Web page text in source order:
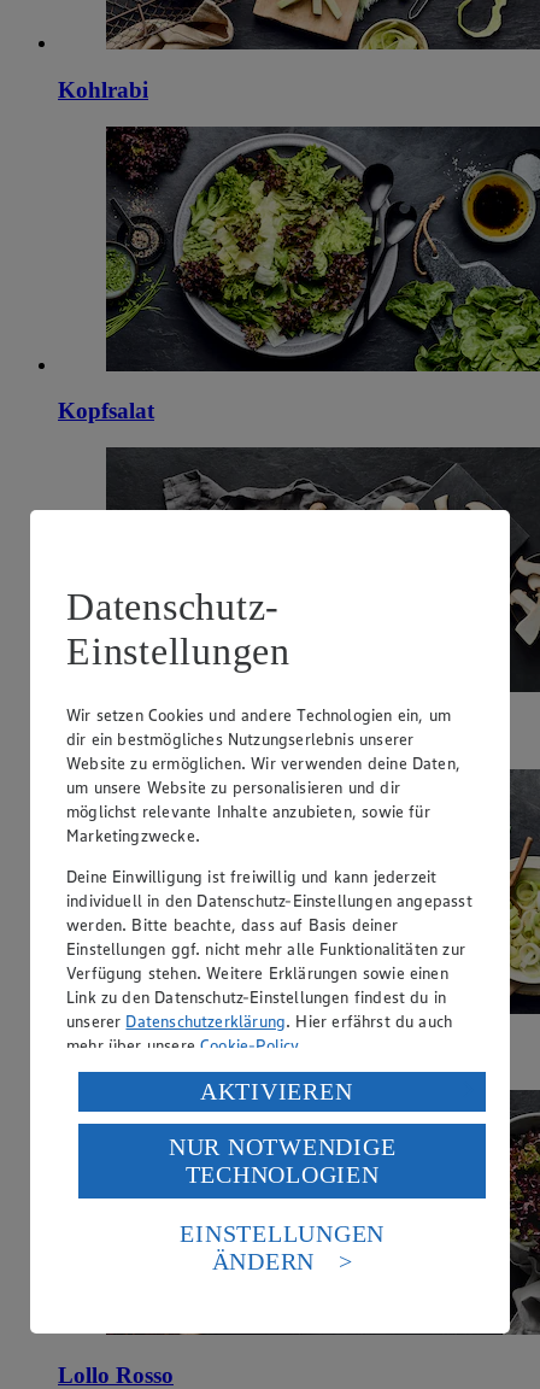
Kohlrabi
Kopfsalat
Kräuterseitlinge
Lauch (Porree)
Lollo Rosso
Datenschutz-
Einstellungen
Wir setzen Cookies und andere Technologien ein, um
dir ein bestmögliches Nutzungserlebnis unserer
Website zu ermöglichen. Wir verwenden deine Daten,
um unsere Website zu personalisieren und dir
möglichst relevante Inhalte anzubieten, sowie für
Marketingzwecke.
Deine Einwilligung ist freiwillig und kann jederzeit
individuell in den Datenschutz-Einstellungen angepasst
werden. Bitte beachte, dass auf Basis deiner
Einstellungen ggf. nicht mehr alle Funktionalitäten zur
Verfügung stehen. Weitere Erklärungen sowie einen
Link zu den Datenschutz-Einstellungen findest du in
unserer Datenschutzerklärung. Hier erfährst du auch
mehr über unsereCookie-Policy.
Verarbeitung deiner personenbezogenen Daten in den
USA durch Facebook und YouTube:
Wenn du auf „Aktivieren“ klickst, willigst du im Sinne
des Art. 49 Abs. 1 Satz 1 lit. a) DSGVO ein, dass deine
Daten in den USA verarbeitet werden. Der EuGH sieht
die USA als Land mit einem nach europäischen
Standards nicht angemessenen Datenschutzniveau an.
Es besteht das Risiko eines Zugriffs durch US-
Informationen zum Herausgeber der Seite findest du
AKTIVIEREN
NUR NOTWENDIGE
TECHNOLOGIEN
EINSTELLUNGEN
ÄNDERN